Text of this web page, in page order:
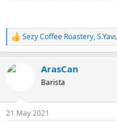
T
e
k
Sezy Coffee Roastery,
ArasCan
Barista
21 May 2021